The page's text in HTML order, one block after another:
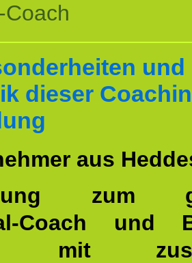
Coach
und
dieser
aus
zum
Coach und
mit